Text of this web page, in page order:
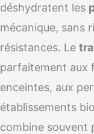
déshydratent les
mécanique, sans
résistances. Le
parfaitement aux
enceintes, aux
établissements
combine souvent